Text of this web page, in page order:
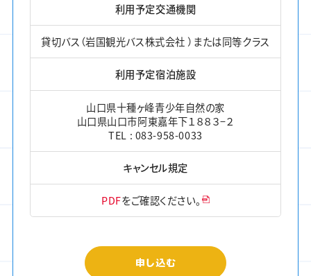
利用予定交通機関
貸切バス（岩国観光バス株式会社 ）または同等クラス
利用予定宿泊施設
山口県十種ヶ峰青少年自然の家
山口県山口市阿東嘉年下１８８３−２
TEL : 083-958-0033
キャンセル規定
PDFをご確認ください。
申し込む